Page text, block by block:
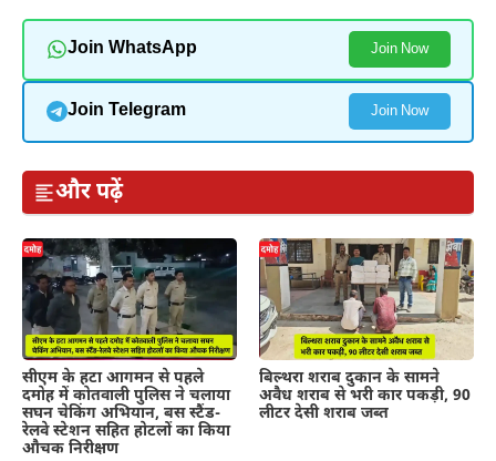
Join WhatsApp Join Now
Join Telegram Join Now
और पढ़ें
सीएम के हटा आगमन से पहले
दमोह में कोतवाली पुलिस ने चलाया
सघन चेकिंग अभियान, बस स्टैंड-
रेलवे स्टेशन सहित होटलों का किया
औचक निरीक्षण
बिल्थरा शराब दुकान के सामने
अवैध शराब से भरी कार पकड़ी, 90
लीटर देसी शराब जब्त